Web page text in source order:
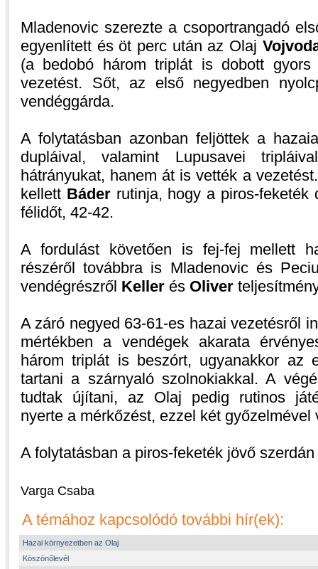
Mladenovic szerezte a csoportrangadó
egyenlített és öt perc után az Olaj
(a bedobó három triplát is dobott gyors
vezetést. Sőt, az első negyedben
vendéggárda.
A folytatásban azonban feljöttek a
dupláival, valamint Lupusavei
hátrányukat, hanem át is vették a
kellett Báderrutinja, hogy a piros-feketék
félidőt, 42-42.
A fordulást követően is fej-fej mellett
részéről továbbra is Mladenovic és
vendégrészről Keller és Oliver
A záró negyed 63-61-es hazai vezetésről
mértékben a vendégek akarata
három triplát is beszórt, ugyanakkor az
tartani a szárnyaló szolnokiakkal. A
tudtak újítani, az Olaj pedig rutinos
nyerte a mérkőzést, ezzel két győzelmével
A folytatásban a piros-feketék jövő
Varga Csaba
A témához kapcsolódó további hír(ek):
Hazai környezetben az Olaj
Köszönőlevél